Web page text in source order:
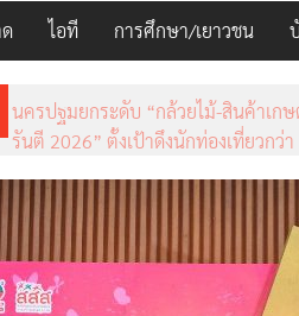
ไอที การศึกษา/เยาวชน
ชวนรู้จักซิม my by NT เน็ตเร็ว แรง